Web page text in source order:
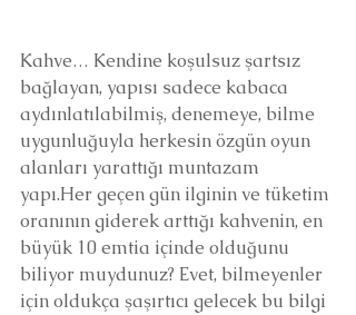
Kahve… Kendine koşulsuz şartsız
bağlayan, yapısı sadece kabaca
aydınlatılabilmiş, denemeye, bilme
uygunluğuyla herkesin özgün oyun
alanları yarattığı muntazam
yapı.Her geçen gün ilginin ve tüketim
oranının giderek arttığı kahvenin, en
büyük 10 emtia içinde olduğunu
biliyor muydunuz? Evet, bilmeyenler
için oldukça şaşırtıcı gelecek bu bilgi